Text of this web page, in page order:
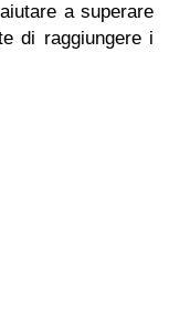
a superare
di raggiungere i